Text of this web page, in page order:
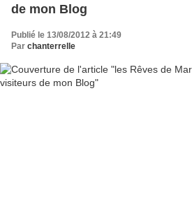
de mon Blog
Publié le 13/08/2012 à 21:49
Par chanterrelle